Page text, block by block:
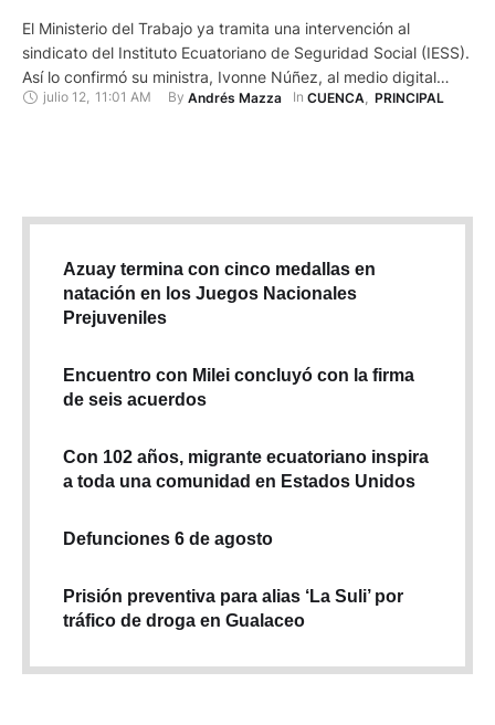
El Ministerio del Trabajo ya tramita una intervención al
sindicato del Instituto Ecuatoriano de Seguridad Social (IESS).
Así lo confirmó su ministra, Ivonne Núñez, al medio digital
Primicias. La intervención llega luego de la solicitud que
julio 12, 11:01 AM By Andrés Mazza In CUENCA PRINCIPAL
Azuay termina con cinco medallas en
natación en los Juegos Nacionales
Prejuveniles
Encuentro con Milei concluyó con la firma
de seis acuerdos
Con 102 años, migrante ecuatoriano inspira
a toda una comunidad en Estados Unidos
Defunciones 6 de agosto
Prisión preventiva para alias ‘La Suli’ por
tráfico de droga en Gualaceo